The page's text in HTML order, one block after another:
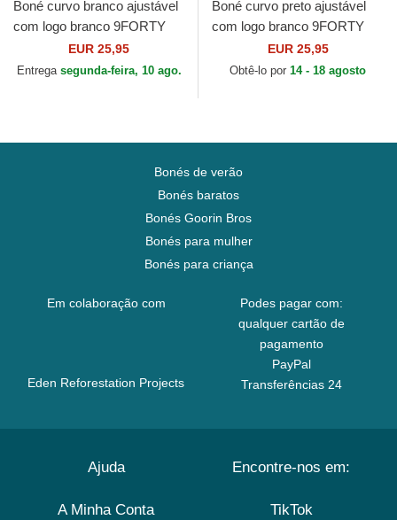
Boné curvo branco ajustável
com logo branco 9FORTY
League Essential da New
York Yankees MLB da...
EUR 25,95
Entrega segunda-feira, 10 ago.
Boné curvo preto ajustável
com logo branco 9FORTY
League Essential da Chicago
Bulls NBA da New Era
EUR 25,95
Obtê-lo por 14 - 18 agosto
Bonés de verão
Bonés baratos
Bonés Goorin Bros
Bonés para mulher
Bonés para criança
Em colaboração com
Eden Reforestation Projects
Podes pagar com:
qualquer cartão de
pagamento
PayPal
Transferências 24
Ajuda
A Minha Conta
Encontre-nos em:
TikTok